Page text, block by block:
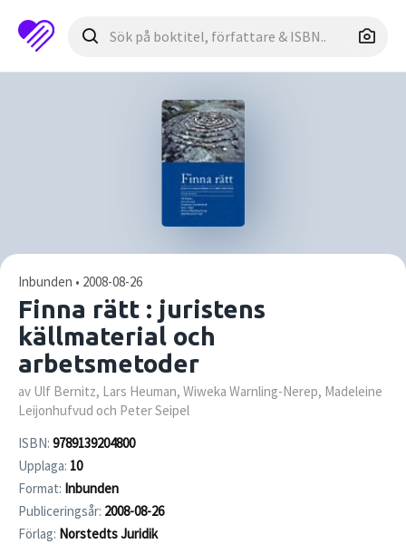
Inbunden • 2008-08-26
Finna rätt : juristens
källmaterial och
arbetsmetoder
av Ulf Bernitz, Lars Heuman, Wiweka Warnling-Nerep, Madeleine
Leijonhufvud och Peter Seipel
ISBN: 9789139204800
Upplaga: 10
Format: Inbunden
Publiceringsår: 2008-08-26
Förlag: Norstedts Juridik